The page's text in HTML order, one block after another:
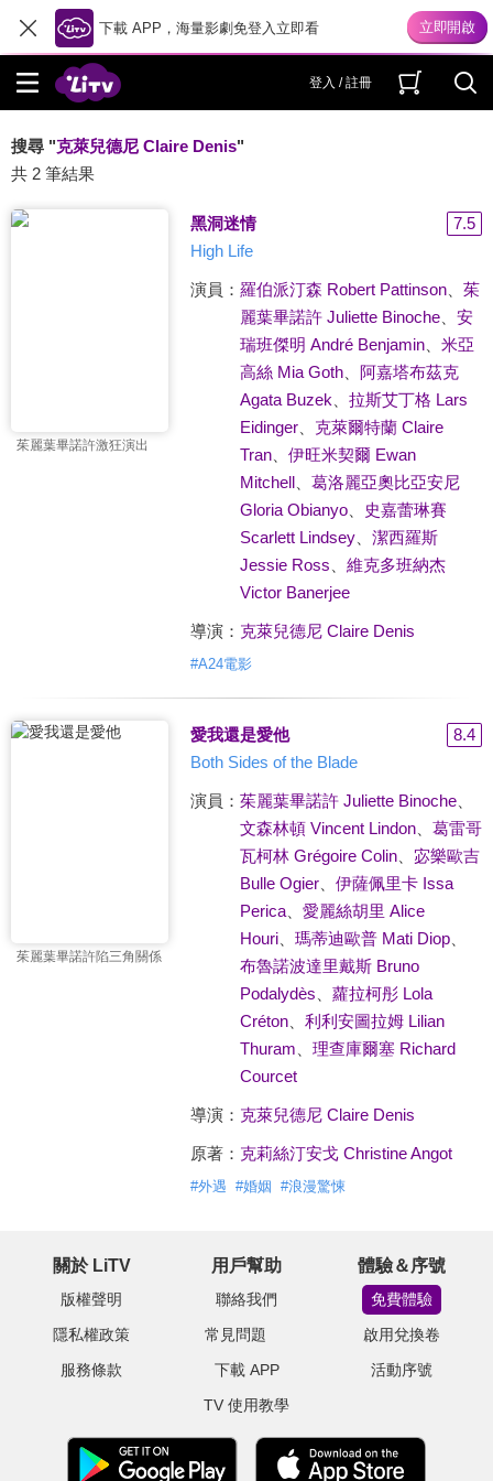
下載 APP，海量影劇免登入立即看
登入 / 註冊
搜尋 "克萊兒德尼 Claire Denis"
共 2 筆結果
茱麗葉畢諾許激狂演出
黑洞迷情
7.5
High Life
演員： 羅伯派汀森 Robert Pattinson、 茱
麗葉畢諾許 Juliette Binoche、 安
瑞班傑明 André Benjamin、 米亞
高絲 Mia Goth、 阿嘉塔布茲克
Agata Buzek
拉斯艾丁格 Lars
Eidinger、 克萊爾特蘭 Claire
Tran、 伊旺米契爾 Ewan
Mitchell、 葛洛麗亞奧比亞安尼
Gloria Obianyo、
史嘉蕾琳賽
Scarlett Lindsey、 潔西羅斯
Jessie Ross
維克多班納杰
Victor Banerjee
導演： 克萊兒德尼 Claire Denis
#A24電影
茱麗葉畢諾許陷三角關係
愛我還是愛他
8.4
Both Sides of the Blade
演員： 茱麗葉畢諾許 Juliette Binoche、
文森林頓 Vincent Lindon、 葛雷哥
瓦柯林 Grégoire Colin、 宓樂歐吉
Bulle Ogier、 伊薩佩里卡 Issa
Perica、 愛麗絲胡里 Alice
Houri、 瑪蒂迪歐普 Mati Diop、
布魯諾波達里戴斯 Bruno
Podalydès
蘿拉柯彤 Lola
Créton、 利利安圖拉姆 Lilian
Thuram
理查庫爾塞 Richard
Courcet
導演： 克萊兒德尼 Claire Denis
原著： 克莉絲汀安戈 Christine Angot
#外遇 #婚姻 #浪漫驚悚
關於 LiTV
版權聲明
隱私權政策
服務條款
用戶幫助
聯絡我們
常見問題
下載 APP
TV 使用教學
體驗＆序號
免費體驗
啟用兌換卷
活動序號